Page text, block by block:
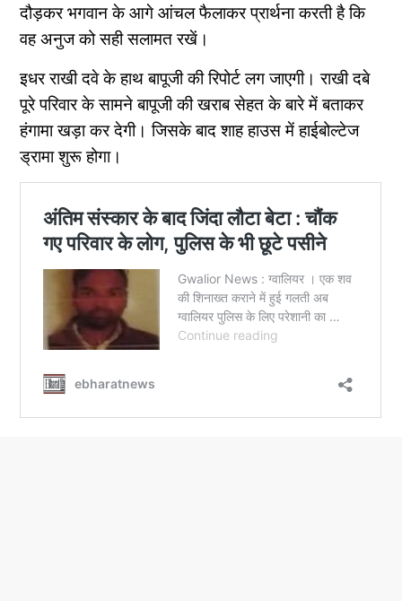
दौड़कर भगवान के आगे आंचल फैलाकर प्रार्थना करती है कि
वह अनुज को सही सलामत रखें।
इधर राखी दवे के हाथ बापूजी की रिपोर्ट लग जाएगी। राखी दबे
पूरे परिवार के सामने बापूजी की खराब सेहत के बारे में बताकर
हंगामा खड़ा कर देगी। जिसके बाद शाह हाउस में हाईबोल्टेज
ड्रामा शुरू होगा।